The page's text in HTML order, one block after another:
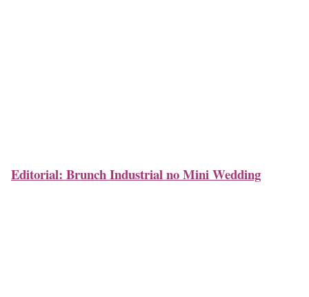
Editorial: Brunch Industrial no Mini Wedding